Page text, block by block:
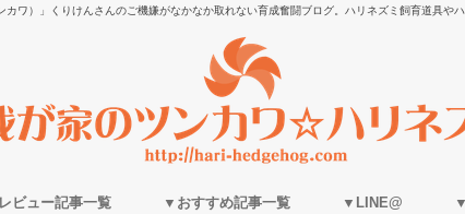
カワ）」くりけんさんのご機嫌がなかなか取れない育成奮闘ブログ。ハリネズミ飼育道具や
ビュー記事一覧 ▼おすすめ記事一覧 ▼LINE@